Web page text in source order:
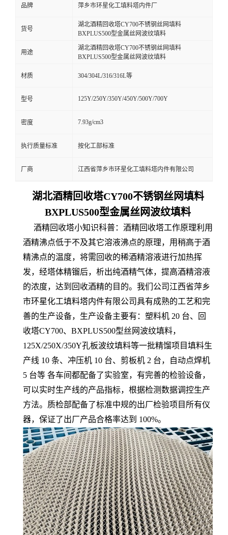
品牌 萍乡市环星化工填料塔内件厂
货号
湖北酒精回收塔CY700不锈钢丝网填料
BXPLUS500型金属丝网波纹填料
用途
湖北酒精回收塔CY700不锈钢丝网填料
BXPLUS500型金属丝网波纹填料
材质 304/304L/316/316L等
型号 125Y/250Y/350Y/450Y/500Y/700Y
密度 7.93g/cm3
执行质量标准 按化工部标准
厂商 江西省萍乡市环星化工填料塔内件有限公司
湖北酒精回收塔CY700不锈钢丝网填料
BXPLUS500型金属丝网波纹填料
酒精回收塔小知识科普：酒精回收塔工作原理利用
酒精沸点低于不及其它溶液沸点的原理，用稍高于酒
精沸点的温度，将需回收的稀酒精溶液进行加热挥
发，经塔体精镏后，析出纯酒精气体，提高酒精溶液
的浓度，达到回收酒精的目的。我们公司江西省萍乡
市环星化工填料塔内件有限公司具有成熟的工艺和完
善的生产设备，生产设备主要有：塑料机 20 台、回
收塔CY700、BXPLUS500型丝网波纹填料，
125X/250X/350Y孔板波纹填料等一批精馏项目填料生
产线 10 条、冲压机 10 台、剪板机 2 台，自动点焊机
5 台等 各车间都配备了实验室，有完善的检验设备，
可以实时生产线的产品指标，根据检测数据调控生产
方法。质检部配备了标准中规的出厂检验项目所有仪
器，保证了出厂产品合格率达到 100%。